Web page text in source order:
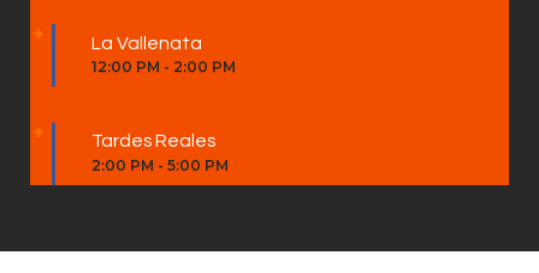
La Vallenata
12:00 PM - 2:00 PM
Tardes Reales
2:00 PM - 5:00 PM